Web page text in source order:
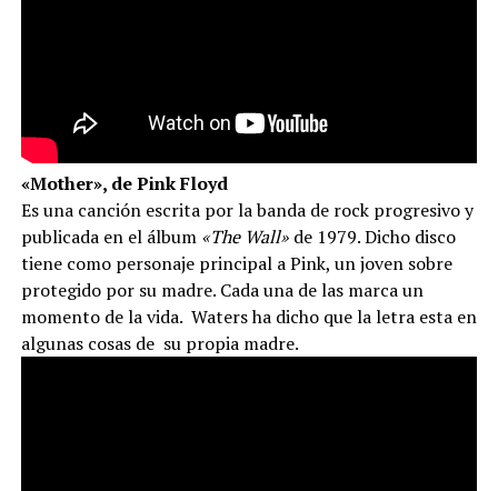
«Mother», de Pink Floyd
Es una canción escrita por la banda de rock progresivo y
publicada en el álbum «The Wall»de 1979. Dicho disco
tiene como personaje principal a Pink, un joven sobre
protegido por su madre. Cada una de las marca un
momento de la vida. Waters ha dicho que la letra esta en
algunas cosas de su propia madre.